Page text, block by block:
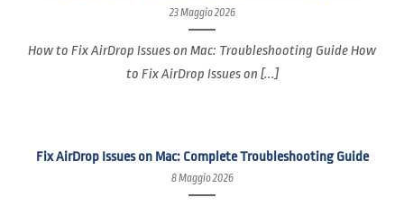
23 Maggio 2026
How to Fix AirDrop Issues on Mac: Troubleshooting Guide How
to Fix AirDrop Issues on [...]
Fix AirDrop Issues on Mac: Complete Troubleshooting Guide
8 Maggio 2026